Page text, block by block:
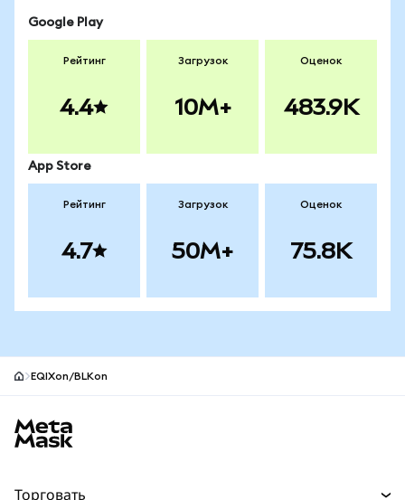
Google Play
Рейтинг
4.4
Загрузок
10M+
Оценок
483.9K
App Store
Рейтинг
4.7
Загрузок
50M+
Оценок
75.8K
EQIXon/BLKon
Торговать